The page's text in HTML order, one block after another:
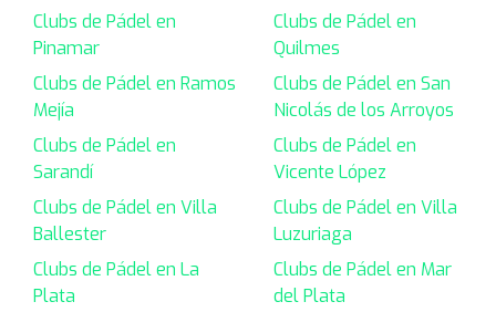
Clubs de Pádel en
Pinamar
Clubs de Pádel en
Quilmes
Clubs de Pádel en Ramos
Mejía
Clubs de Pádel en San
Nicolás de los Arroyos
Clubs de Pádel en
Sarandí
Clubs de Pádel en
Vicente López
Clubs de Pádel en Villa
Ballester
Clubs de Pádel en Villa
Luzuriaga
Clubs de Pádel en La
Plata
Clubs de Pádel en Mar
del Plata